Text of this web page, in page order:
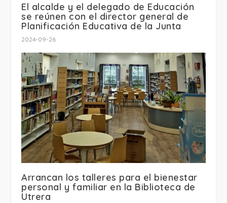
El alcalde y el delegado de Educación
se reúnen con el director general de
Planificación Educativa de la Junta
2024-09-26
Arrancan los talleres para el bienestar
personal y familiar en la Biblioteca de
Utrera